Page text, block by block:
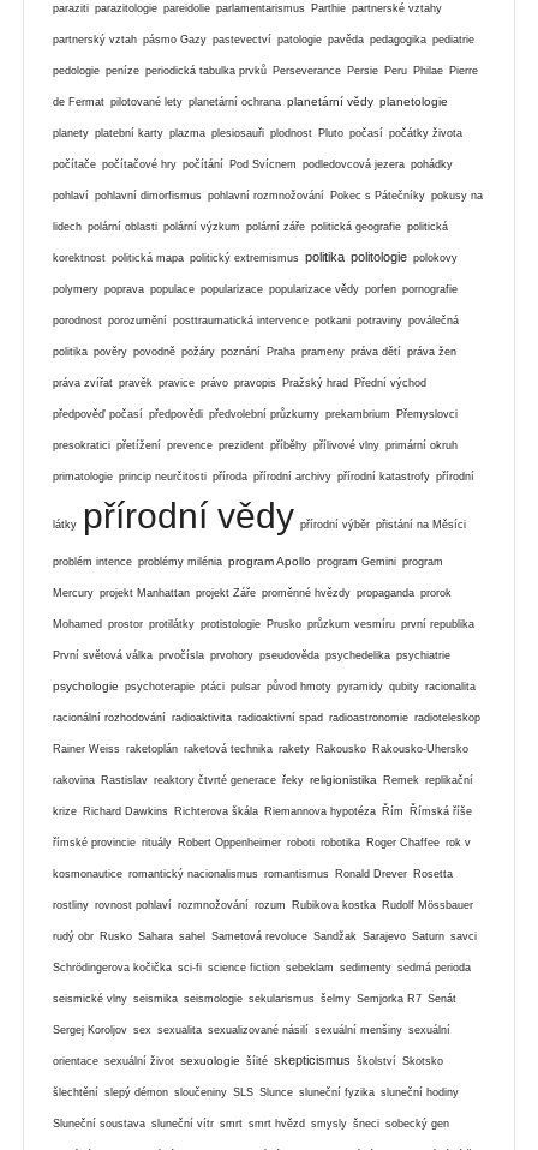
paraziti parazitologie pareidolie parlamentarismus Parthie partnerské vztahy
partnerský vztah pásmo Gazy pastevectví patologie pavěda pedagogika pediatrie
pedologie peníze periodická tabulka prvků Perseverance Persie Peru Philae Pierre
de Fermat pilotované lety planetární ochrana planetární vědy planetologie
planety platební karty plazma plesiosauři plodnost Pluto počasí počátky života
počítače počítačové hry počítání Pod Svícnem podledovcová jezera pohádky
pohlaví pohlavní dimorfismus pohlavní rozmnožování Pokec s Pátečníky pokusy na
lidech polární oblasti polární výzkum polární záře politická geografie politická
korektnost politická mapa politický extremismus politika politologie polokovy
polymery poprava populace popularizace popularizace vědy porfen pornografie
porodnost porozumění posttraumatická intervence potkani potraviny poválečná
politika pověry povodně požáry poznání Praha prameny práva dětí práva žen
práva zvířat pravěk pravice právo pravopis Pražský hrad Přední východ
předpověď počasí předpovědi předvolební průzkumy prekambrium Přemyslovci
presokratici přetížení prevence prezident příběhy přílivové vlny primární okruh
primatologie princip neurčitosti příroda přírodní archivy přírodní katastrofy přírodní
látky přírodní vědy přírodní výběr přistání na Měsíci
problém intence problémy milénia program Apollo program Gemini program
Mercury projekt Manhattan projekt Záře proměnné hvězdy propaganda prorok
Mohamed prostor protilátky protistologie Prusko průzkum vesmíru první republika
První světová válka prvočísla prvohory pseudověda psychedelika psychiatrie
psychologie psychoterapie ptáci pulsar původ hmoty pyramidy qubity racionalita
racionální rozhodování radioaktivita radioaktivní spad radioastronomie radioteleskop
Rainer Weiss raketoplán raketová technika rakety Rakousko Rakousko-Uhersko
rakovina Rastislav reaktory čtvrté generace řeky religionistika Remek replikační
krize Richard Dawkins Richterova škála Riemannova hypotéza Řím Římská říše
římské provincie rituály Robert Oppenheimer roboti robotika Roger Chaffee rok v
kosmonautice romantický nacionalismus romantismus Ronald Drever Rosetta
rostliny rovnost pohlaví rozmnožování rozum Rubikova kostka Rudolf Mössbauer
rudý obr Rusko Sahara sahel Sametová revoluce Sandžak Sarajevo Saturn savci
Schrödingerova kočička sci-fi science fiction sebeklam sedimenty sedmá perioda
seismické vlny seismika seismologie sekularismus šelmy Semjorka R7 Senát
Sergej Koroljov sex sexualita sexualizované násilí sexuální menšiny sexuální
orientace sexuální život sexuologie šíité skepticismus školství Skotsko
šlechtění slepý démon sloučeniny SLS Slunce sluneční fyzika sluneční hodiny
Sluneční soustava sluneční vítr smrt smrt hvězd smysly šneci sobecký gen